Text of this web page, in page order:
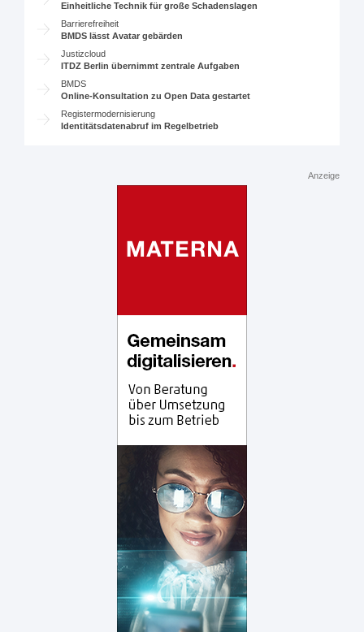
Einheitliche Technik für große Schadenslagen
Barrierefreiheit
BMDS lässt Avatar gebärden
Justizcloud
ITDZ Berlin übernimmt zentrale Aufgaben
BMDS
Online-Konsultation zu Open Data gestartet
Registermodernisierung
Identitätsdatenabruf im Regelbetrieb
Anzeige